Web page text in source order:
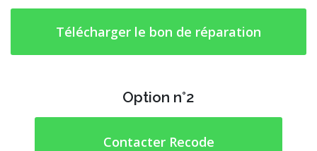
Télécharger le bon de réparation
Option n°2
Contacter Recode